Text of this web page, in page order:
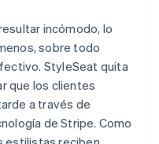
incómodo, lo
sobre todo
StyleSeat quita
que los clientes
a través de
de Stripe. Como